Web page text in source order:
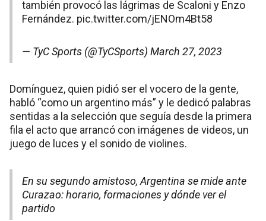
también provocó las lágrimas de Scaloni y Enzo
Fernández. pic.twitter.com/jENOm4Bt58
— TyC Sports (@TyCSports) March 27, 2023
Domínguez, quien pidió ser el vocero de la gente,
habló “como un argentino más” y le dedicó palabras
sentidas a la selección que seguía desde la primera
fila el acto que arrancó con imágenes de videos, un
juego de luces y el sonido de violines.
En su segundo amistoso, Argentina se mide ante
Curazao: horario, formaciones y dónde ver el
partido